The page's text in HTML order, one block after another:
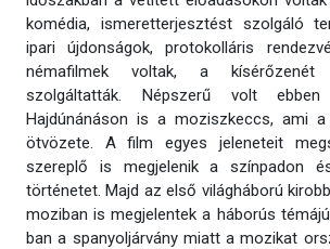
komédia, ismeretterjesztést szolgáló
ipari újdonságok, protokolláris
némafilmek voltak, a kísérőzenét
szolgáltatták. Népszerű volt
Hajdúnánáson is a moziszkeccs, ami
ötvözete. A film egyes jeleneteit
szereplő is megjelenik a színpadon
történetet. Majd az első világháború
moziban is megjelentek a háborús
ban a spanyoljárvány miatt a mozikat